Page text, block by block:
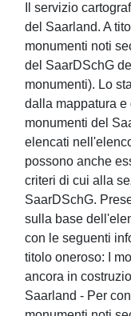
Il servizio
del Saarland. A
monumenti noti
del SaarDSchG
monumenti). Lo
dalla mappatura
monumenti del
elencati
possono anche
criteri di cui alla
SaarDSchG.
sulla base
con le seguenti
titolo oneroso: I
ancora in
Saarland - Per